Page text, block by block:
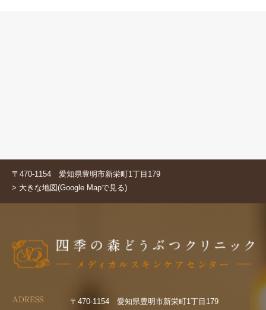
〒470-1154 愛知県豊明市新栄町1丁目179
> 大きな地図(Google Mapで見る)
ADRESS 〒470-1154 愛知県豊明市新栄町1丁目179